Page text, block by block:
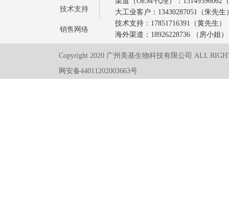
技术支持
销售网络
大工业客户：13430287051（朱先生
技术支持：17851716391（黄先生）
海外渠道：18926228736 （房小姐）
Copyright 2020 广州美基生物科技有限公司 ALL
网安备44011202003663号